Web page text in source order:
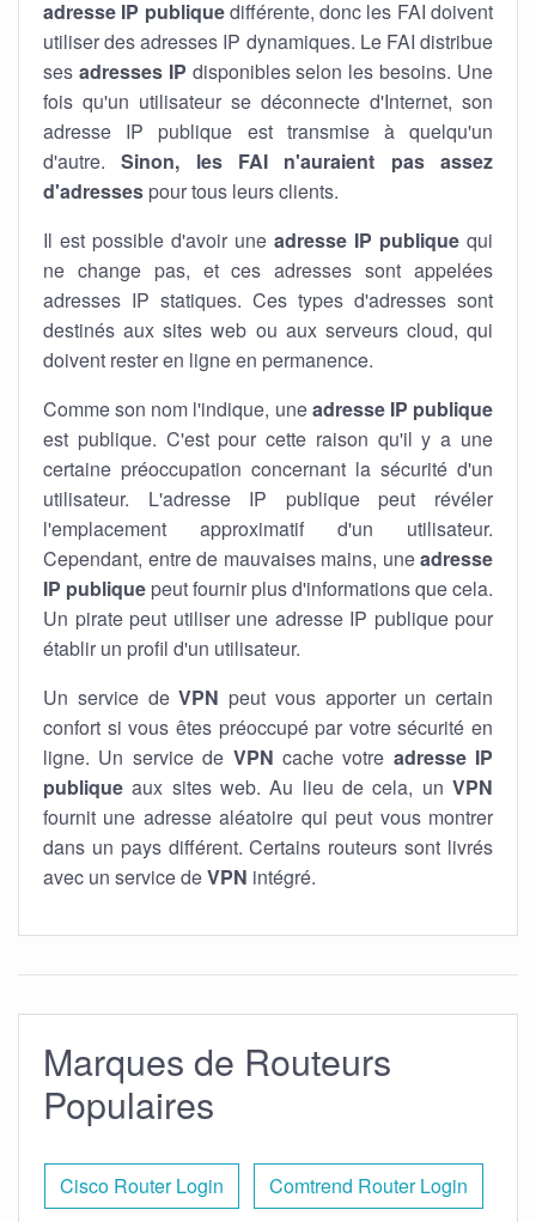
adresse IP publiquedifférente, donc les FAI doivent
utiliser des adresses IP dynamiques. Le FAI distribue
ses adresses IP disponibles selon les besoins. Une
fois qu'un utilisateur se déconnecte d'Internet, son
adresse IP publique est transmise à quelqu'un
d'autre.Sinon, les FAI n'auraient pas assez
d'adresses pour tous leurs clients.
Il est possible d'avoir une adresse IP publique qui
ne change pas, et ces adresses sont appelées
adresses IP statiques. Ces types d'adresses sont
destinés aux sites web ou aux serveurs cloud, qui
doivent rester en ligne en permanence.
Comme son nom l'indique, uneadresse IP publique
est publique. C'est pour cette raison qu'il y a une
certaine préoccupation concernant la sécurité d'un
utilisateur. L'adresse IP publique peut révéler
l'emplacement approximatif d'un utilisateur.
Cependant, entre de mauvaises mains, uneadresse
IP publique peut fournir plus d'informations que cela.
Un pirate peut utiliser une adresse IP publique pour
établir un profil d'un utilisateur.
Un service deVPN peut vous apporter un certain
confort si vous êtes préoccupé par votre sécurité en
ligne. Un service de VPN cache votre adresse IP
publique aux sites web. Au lieu de cela, un VPN
fournit une adresse aléatoire qui peut vous montrer
dans un pays différent. Certains routeurs sont livrés
avec un service deVPN intégré.
Marques de Routeurs
Populaires
Cisco Router Login Comtrend Router Login